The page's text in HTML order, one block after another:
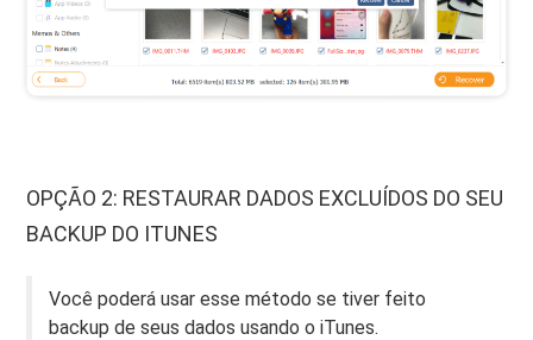
OPÇÃO 2: RESTAURAR DADOS EXCLUÍDOS DO SEU
BACKUP DO ITUNES
Você poderá usar esse método se tiver feito
backup de seus dados usando o iTunes.